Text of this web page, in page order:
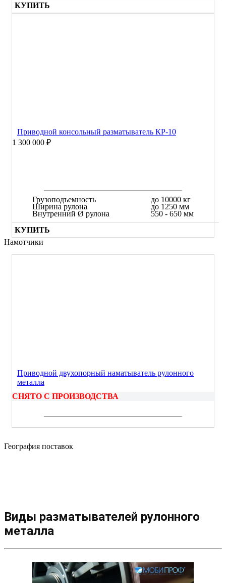
КУПИТЬ
Приводной консольный разматыватель КР-10
1 300 000 ₽
Грузоподъемность
Ширина рулона
Внутренний Ø рулона
до 10000 кг
до 1250 мм
550 - 650 мм
КУПИТЬ
Намотчики
Приводной двухопорный наматыватель рулонного
металла
СНЯТО С ПРОИЗВОДСТВА
География поставок
Виды разматывателей рулонного
металла